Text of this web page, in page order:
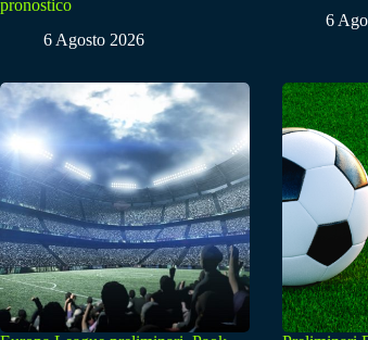
pronostico
6 Agosto 2026
6